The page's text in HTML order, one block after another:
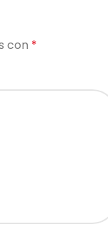
con *